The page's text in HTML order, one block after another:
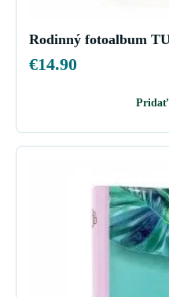
Rodinný fotoalbum
€14.90
Pridať